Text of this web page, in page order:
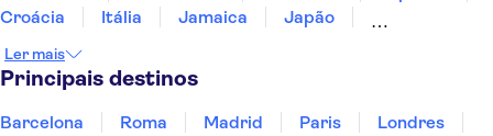
Croácia
Itália Jamaica
Japão
Portugal
Singapura
Ler mais
Principais destinos
Barcelona Roma Madrid Paris
Londres